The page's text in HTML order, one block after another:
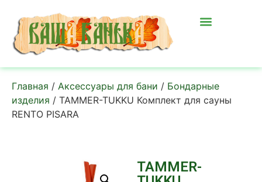
Главная / Аксессуары для бани / Бондарные
изделия / TAMMER-TUKKU Комплект для сауны
RENTO PISARA
TAMMER-